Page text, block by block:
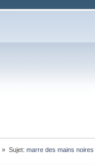
» Sujet: marre des mains noires